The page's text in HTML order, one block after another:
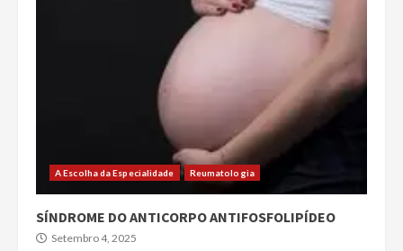
A Escolha da Especialidade Reumatologia
SÍNDROME DO ANTICORPO ANTIFOSFOLIPÍDEO
Setembro 4, 2025